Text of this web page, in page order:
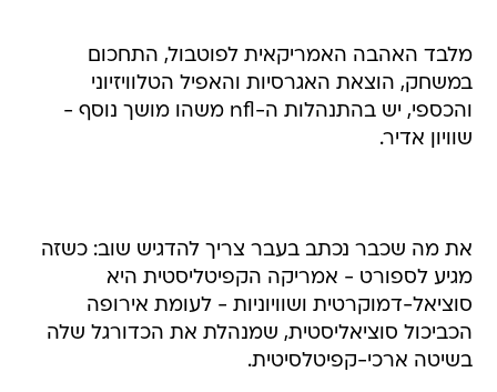
מלבד האהבה האמריקאית לפוטבול, התחכום
במשחק, הוצאת האגרסיות והאפיל הטלוויזיוני
והכספי, יש בהתנהלות ה-nfl משהו מושך נוסף -
שוויון אדיר.
את מה שכבר נכתב בעבר צריך להדגיש שוב: כשזה
מגיע לספורט - אמריקה הקפיטליסטית היא
סוציאל-דמוקרטית ושוויוניות - לעומת אירופה
הכביכול סוציאליסטית, שמנהלת את הכדורגל שלה
בשיטה ארכי-קפיטלסיטית.